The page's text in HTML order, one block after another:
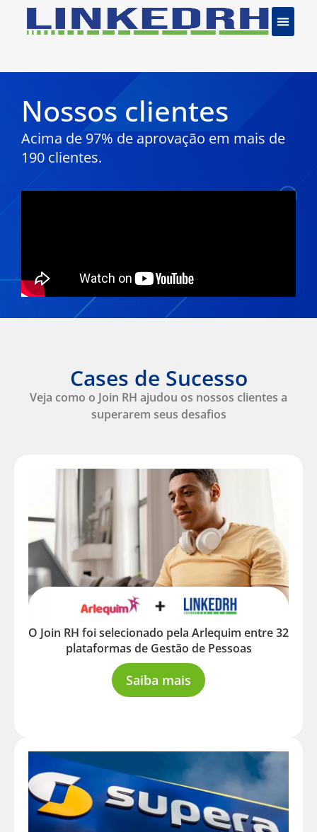
Nossos clientes
Acima de 97% de aprovação em mais de
190 clientes.
Cases de Sucesso
Veja como o Join RH ajudou os nossos clientes a
superarem seus desafios
O Join RH foi selecionado pela Arlequim entre 32
plataformas de Gestão de Pessoas
Saiba mais